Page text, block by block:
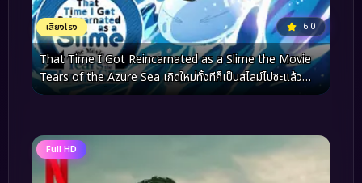
เสียงโรง 6.0
That Time I Got Reincarnated as a Slime the Movie
Tears of the Azure Sea เกิดใหม่ทั้งทีก็เป็นสไลม์ไปซะแล้ว
เดอะมูฟวี่ ภาคน้ำตาแห่งห้วงทะเลคราม (2026)
Full HD